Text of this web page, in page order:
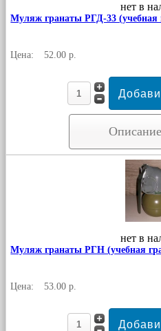
нет в
Муляж гранаты РГД-33 (учебная
Цена: 52.00 р.
нет в
Муляж гранаты РГН (учебная
Цена: 53.00 р.